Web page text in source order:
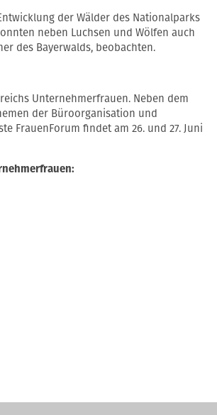
der Wälder des Nationalparks
neben Luchsen und Wölfen auch
des Bayerwalds, beobachten.
Unternehmerfrauen. Neben dem
der Büroorganisation und
FrauenForum findet am 26. und 27. Juni